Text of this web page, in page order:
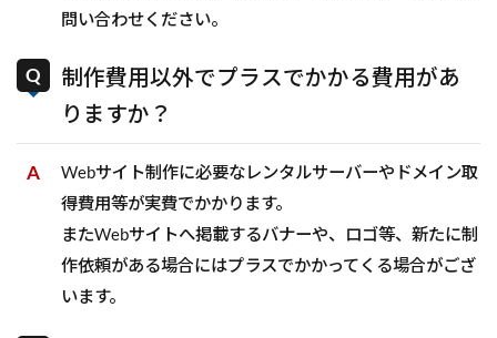
問い合わせください。
制作費用以外でプラスでかかる費用があ
りますか？
Webサイト制作に必要なレンタルサーバーやドメイン取
得費用等が実費でかかります。
またWebサイトへ掲載するバナーや、ロゴ等、新たに制
作依頼がある場合にはプラスでかかってくる場合がござ
います。